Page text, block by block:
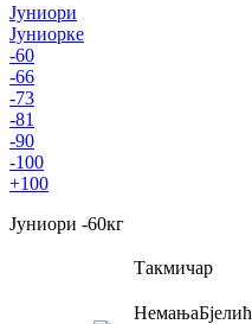
Јуниори
Јуниорке
-60
-66
-73
-81
-90
-100
+100
Јуниори -60кг
Такмичар
НемањаБјелић